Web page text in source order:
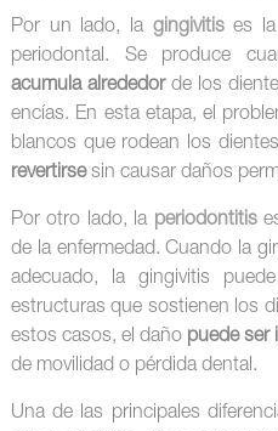
Por un lado, la gingivitises la
periodontal. Se produce
acumula alrededorde los
encías. En esta etapa, el
blancos que rodean los
revertirsesin causar daños
Por otro lado, la periodontitis
de la enfermedad. Cuando la
adecuado, la gingivitis
estructuras que sostienen los
estos casos, el daño puede ser
de movilidad o pérdida dental.
Una de las principales